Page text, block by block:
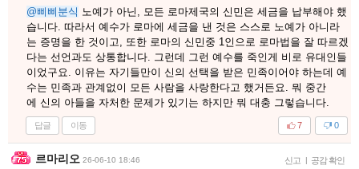
@삐삐분식 노예가 아닌, 모든 로마제국의 신민은 세금을 납부해야 했
습니다. 따라서 예수가 로마에 세금을 낸 것은 스스로 노예가 아니라
는 증명을 한 것이고, 또한 로마의 신민중 1인으로 로마법을 잘 따르겠
다는 선언과도 상통합니다. 그런데 그런 예수를 죽인게 비로 유대인들
이었구요. 이유는 자기들만이 신의 선택을 받은 민족이어야 하는데 예
수는 민족과 관계없이 모든 사람을 사랑한다고 했거든요. 뭐 중간
에 신의 아들을 자처한 문제가 있기는 하지만 뭐 대충 그렇습니다.
답글 이동 0
7
르마리오 26-06-10 18:46 신고 | 공감 확인